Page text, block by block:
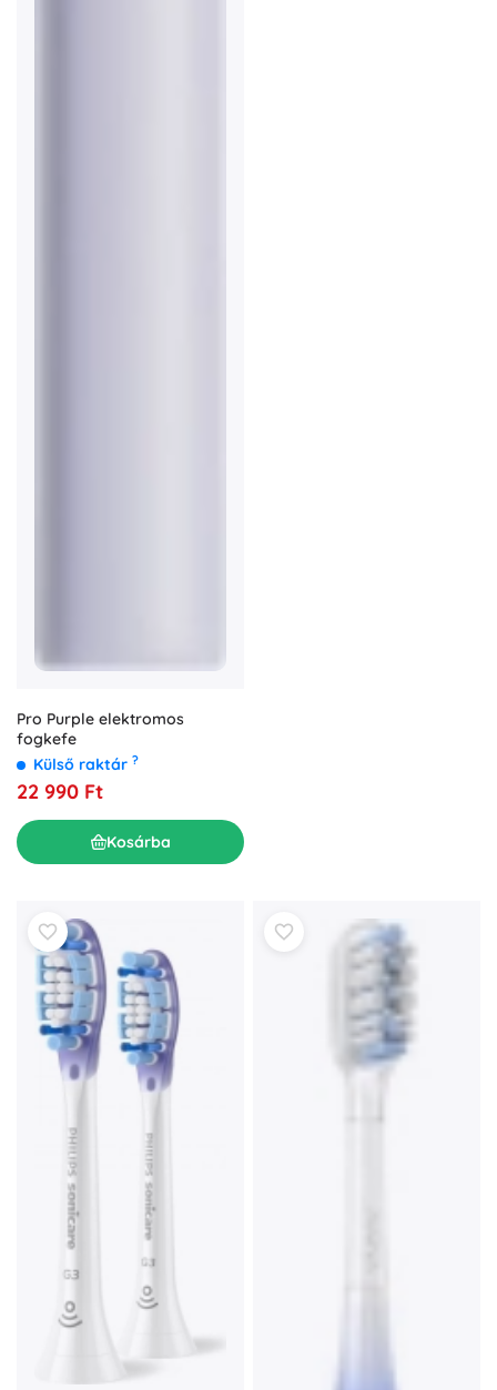
Pro Purple elektromos
fogkefe
Külső raktár ?
22 990 Ft
Kosárba